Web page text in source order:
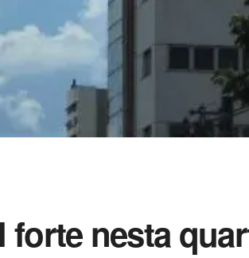
forte nesta